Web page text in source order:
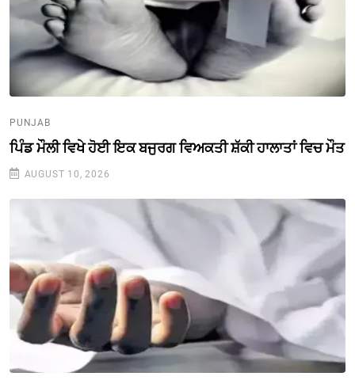
PUNJAB
ਪਿੰਡ ਮੌਲੀ ਵਿਖੇ ਹੋਈ ਇਕ ਬਜੁਰਗ ਵਿਅਕਤੀ ਸ਼ੱਕੀ ਹਾਲਾਤਾਂ ਵਿਚ ਮੌਤ
AUGUST 10, 2026